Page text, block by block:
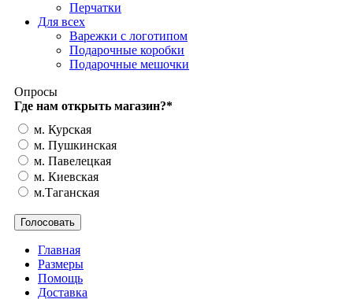
Перчатки
Для всех
Варежки с логотипом
Подарочные коробки
Подарочные мешочки
Опросы
Где нам открыть магазин?*
м. Курская
м. Пушкинская
м. Павелецкая
м. Киевская
м.Таганская
Главная
Размеры
Помощь
Доставка